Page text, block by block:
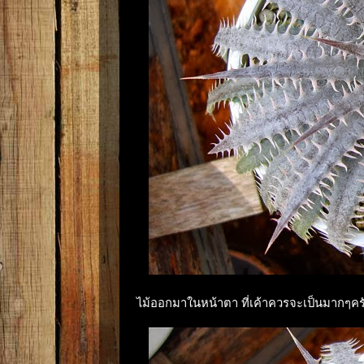
ไม้ออกมาในหน้าตา ที่เค้าควรจะเป็นมากๆค